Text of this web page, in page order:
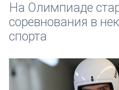
На Олимпиаде
соревнования в
спорта